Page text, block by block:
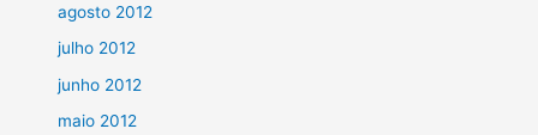
agosto 2012
julho 2012
junho 2012
maio 2012